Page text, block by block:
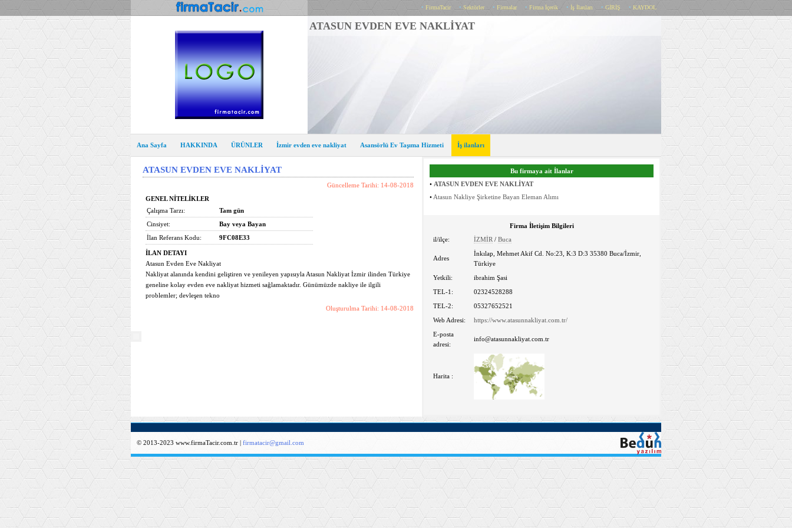
• FirmaTacir • Sektörler • Firmalar • Firma İçerik • İş İlanları • GİRİŞ • KAYDOL
ATASUN EVDEN EVE NAKLİYAT
Ana Sayfa HAKKINDA ÜRÜNLER İzmir evden eve nakliyat Asansörlü Ev Taşıma Hizmeti İş ilanları
Bu firmaya ait İlanlar
• ATASUN EVDEN EVE NAKLİYAT
• Atasun Nakliye Şirketine Bayan Eleman Alımı
Firma İletişim Bilgileri
il/ilçe:
İZMİR / Buca
Adres
İnkılap, Mehmet Akif Cd. No:23, K:3 D:3 35380 Buca/İzmir,
Türkiye
Yetkili:
ibrahim Şasi
TEL-1:
02324528288
TEL-2:
05327652521
Web Adresi:
https://www.atasunnakliyat.com.tr/
E-posta
adresi:
info@atasunnakliyat.com.tr
Harita :
ATASUN EVDEN EVE NAKLİYAT
Güncelleme Tarihi: 14-08-2018
GENEL NİTELİKLER
Çalışma Tarzı:
Tam gün
Cinsiyet:
Bay veya Bayan
İlan Referans Kodu:
9FC08E33
İLAN DETAYI
Atasun Evden Eve Nakliyat
Nakliyat alanında kendini geliştiren ve yenileyen yapısıyla Atasun Nakliyat İzmir ilinden Türkiye
geneline kolay evden eve nakliyat hizmeti sağlamaktadır. Günümüzde nakliye ile ilgili
problemler; devleşen tekno
Oluşturulma Tarihi: 14-08-2018
© 2013-2023 www.firmaTacir.com.tr | firmatacir@gmail.com